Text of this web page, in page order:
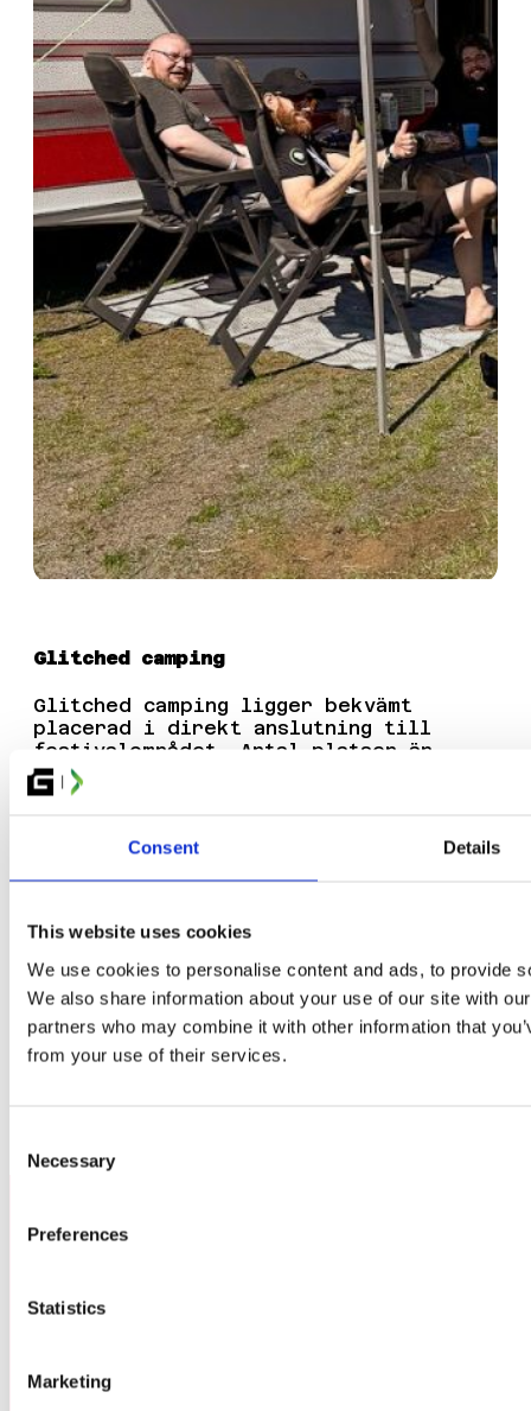
Consent Details
This website uses cookies
We use cookies to personalise content and ads, to provide
We also share information about your use of our site with
partners who may combine it with other information that
from your use of their services.
Selection
Necessary
Preferences
Statistics
Marketing
Glitched camping
Glitched camping ligger bekvämt
placerad i direkt anslutning till
festivalområdet. Antal platser är
begränsat.
På campingen finns också möjlighet att
hyra festivalstuga för 2, 3 eller 4
personer.
Läs mer om att boka festivalstuga här